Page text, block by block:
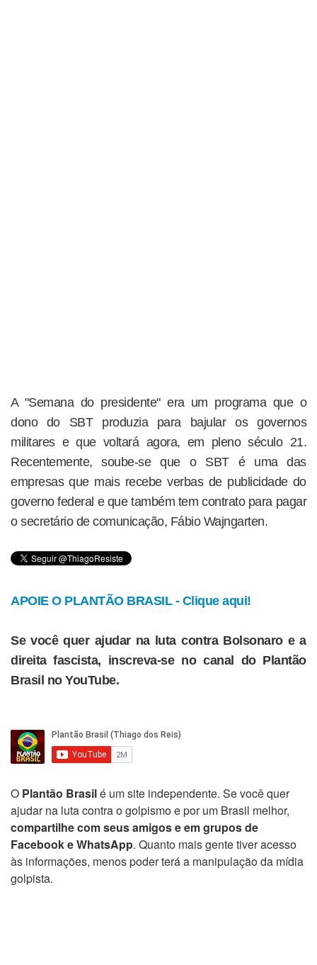
A "Semana do presidente" era um programa que o
dono do SBT produzia para bajular os governos
militares e que voltará agora, em pleno século 21.
Recentemente, soube-se que o SBT é uma das
empresas que mais recebe verbas de publicidade do
governo federal e que também tem contrato para pagar
o secretário de comunicação, Fábio Wajngarten.
APOIE O PLANTÃO BRASIL - Clique aqui!
Se você quer ajudar na luta contra Bolsonaro e a
direita fascista, inscreva-se no canal do Plantão
Brasil no YouTube.
O Plantão Brasilé um site independente. Se você quer
ajudar na luta contra o golpismo e por um Brasil melhor,
compartilhe com seus amigos e em grupos de
Facebook e WhatsApp. Quanto mais gente tiver acesso
às informações, menos poder terá a manipulação da mídia
golpista.